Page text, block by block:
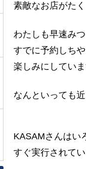
素敵なお店がた
わたしも早速み
すでに予約しちや
楽しみにしてい
なんといっても
KASAMさんはい
すぐ実行されて